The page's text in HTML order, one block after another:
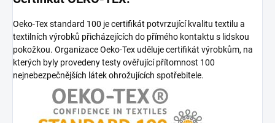
Oeko-Tex standard 100 je certifikát potvrzující kvalitu textilu a
textilních výrobků přicházejících do přímého kontaktu s lidskou
pokožkou. Organizace Oeko-Tex uděluje certifikát výrobkům, na
kterých byly provedeny testy ověřující přítomnost 100
nejnebezpečnějších látek ohrožujících spotřebitele.